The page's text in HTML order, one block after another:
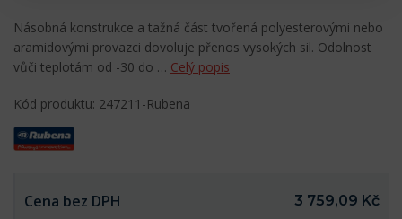
Násobná konstrukce a tažná část tvořená polyesterovými nebo
aramidovými provazci dovoluje přenos vysokých sil. Odolnost
vůči teplotám od -30 do … Celý popis
Kód produktu: 247211-Rubena
Cena bez DPH
3 759,09 Kč